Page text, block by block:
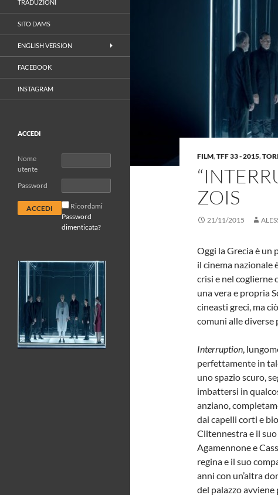
FILM,TFF 33 - 2015,
ZOIS
21/11/2015
Oggi la Grecia è un
il cinema
crisi e nel coglierne
una vera e propria
cineasti greci, ma
comuni alle diverse
Interruption,
perfettamente in
uno spazio scuro,
imbattersi in
anziano,
dai capelli corti e
Clitennestra e il suo
Agamennone e
regina e il suo
anni con un’altra
del palazzo
TRADUZIONI
SITO DAMS
ENGLISH VERSION
FACEBOOK
INSTAGRAM
ACCEDI
Nome
utente
Password
Ricordami
Password
dimenticata?